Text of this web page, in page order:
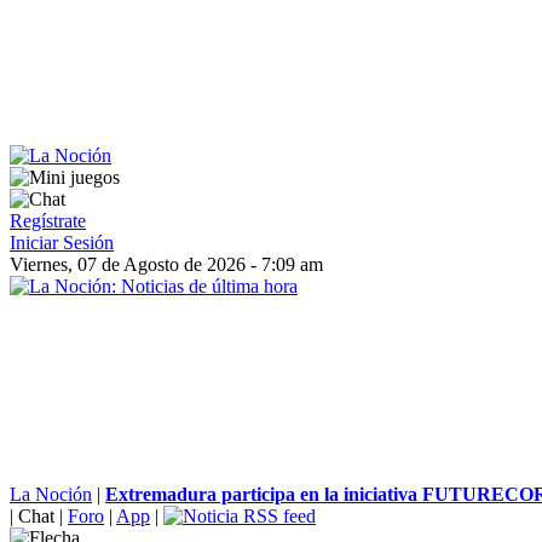
Regístrate
Iniciar Sesión
Viernes, 07 de Agosto de 2026 - 7:09 am
La Noción | Extremadura participa en la iniciativa
| Chat | Foro | App |